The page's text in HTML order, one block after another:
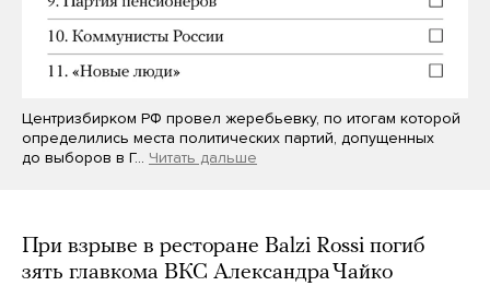
Центризбирком РФ провел жеребьевку, по итогам которой
определились места политических партий, допущенных
до выборов в Г… Читать дальше
При взрыве в ресторане Balzi Rossi погиб
зять главкома ВКС Александра Чайко